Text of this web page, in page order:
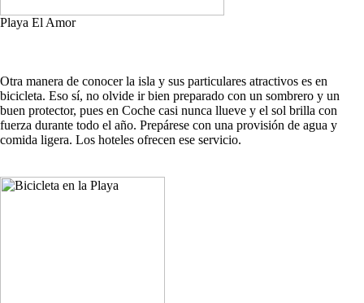
Playa El Amor
Otra manera de conocer la isla y sus particulares atractivos es en
bicicleta. Eso sí, no olvide ir bien preparado con un sombrero y un
buen protector, pues en Coche casi nunca llueve y el sol brilla con
fuerza durante todo el año. Prepárese con una provisión de agua y
comida ligera. Los hoteles ofrecen ese servicio.